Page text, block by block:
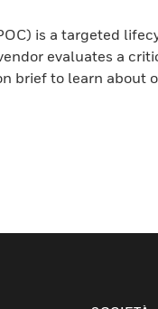
is a targeted
evaluates a
brief to learn about